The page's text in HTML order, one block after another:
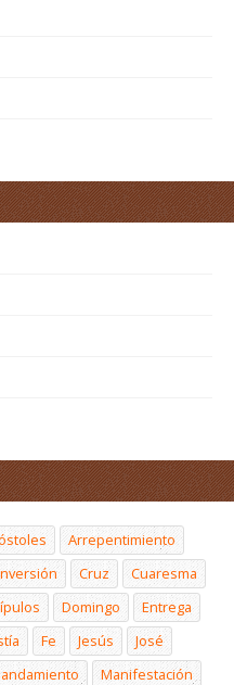
Arrepentimiento
Cruz
Cuaresma
Domingo
Entrega
Fe Jesús
José
Manifestación